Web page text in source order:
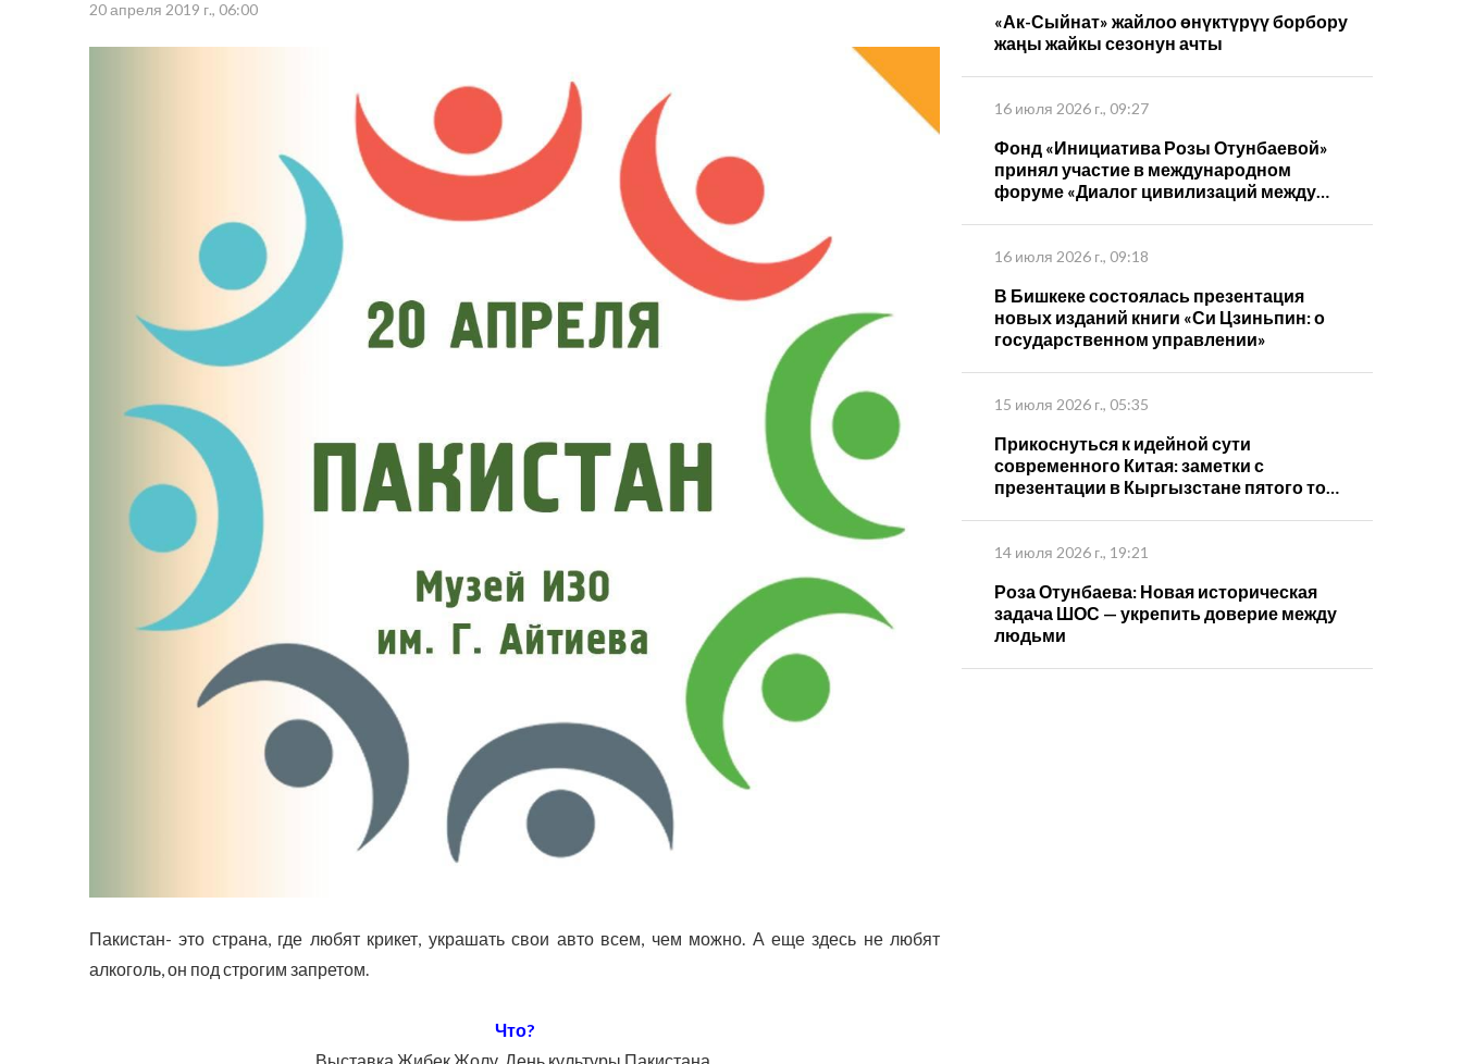
20 апреля 2019 г., 06:00
Пакистан- это страна, где любят крикет, украшать свои авто всем, чем можно. А еще здесь не любят
алкоголь, он под строгим запретом.
Что?
«Ак-Сыйнат» жайлоо өнүктүрүү борбору
жаңы жайкы сезонун ачты
16 июля 2026 г., 09:27
Фонд «Инициатива Розы Отунбаевой»
принял участие в международном
форуме «Диалог цивилизаций между
16 июля 2026 г., 09:18
В Бишкеке состоялась презентация
новых изданий книги «Си Цзиньпин: о
государственном управлении»
15 июля 2026 г., 05:35
Прикоснуться к идейной сути
современного Китая: заметки с
презентации в Кыргызстане пятого тома
14 июля 2026 г., 19:21
Роза Отунбаева: Новая историческая
задача ШОС — укрепить доверие между
людьми